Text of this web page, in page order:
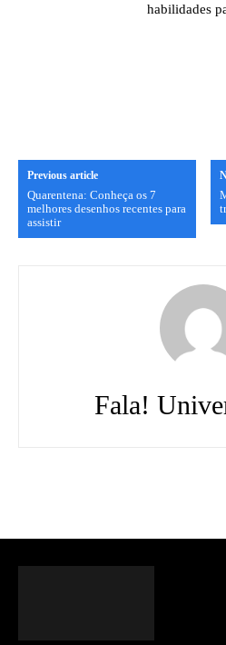
habilidades
Previous article
Quarentena: Conheça os 7
melhores desenhos recentes para
assistir
Fala!